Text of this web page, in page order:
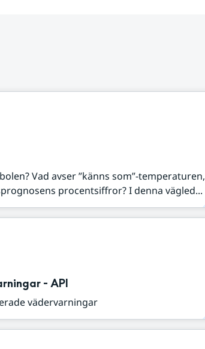
Vad avser ”känns som”-temperaturen,
procentsiffror? I denna vägled...
- API
vädervarningar